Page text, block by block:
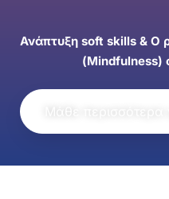
Ανάπτυξη soft skills & O
(Mindfulness)